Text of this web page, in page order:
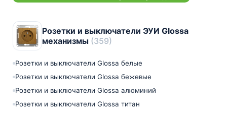
Розетки и выключатели ЭУИ Glossa
механизмы (359)
Розетки и выключатели Glossa белые
Розетки и выключатели Glossa бежевые
Розетки и выключатели Glossa алюминий
Розетки и выключатели Glossa титан